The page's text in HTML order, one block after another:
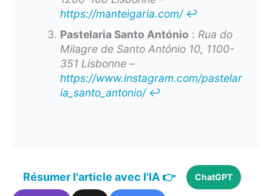
https://manteigaria.com/ ↩︎
Pastelaria Santo António : Rua do
Milagre de Santo António 10, 1100-
351 Lisbonne–
https://www.instagram.com/pastelar
ia_santo_antonio/ ↩︎
Résumer l'article avec l'IA 👉 ChatGPT